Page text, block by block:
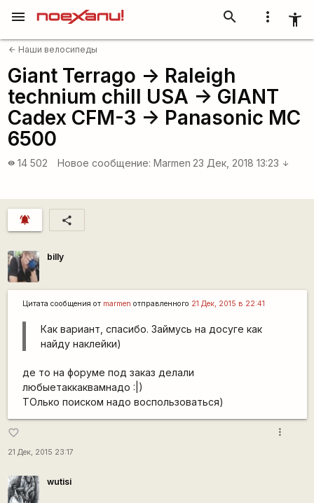
more_vert accessibility_new
search
menu
arrow_back Наши велосипеды
Giant Terrago -> Raleigh
technium chill USA -> GIANT
Cadex CFM-3 -> Panasonic MC
6500
visibility 14 502 Новое сообщение: Marmen 23 Дек, 2018 13:23 arrow_downward
notifications_active share
billy
Цитата сообщения от marmen отправленного 21 Дек, 2015 в 22:41
Как вариант, спасибо. Займусь на досуге как
найду наклейки)
де то на форуме под заказ делали
любыетаккаквамнадо :|)
ТОлько поиском надо воспользоваться)
favorite_border
21 Дек, 2015 23:17
more_vert
wutisi